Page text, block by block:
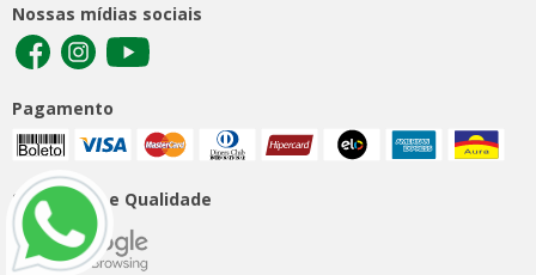
Nossas mídias sociais
Pagamento
Segurança e Qualidade